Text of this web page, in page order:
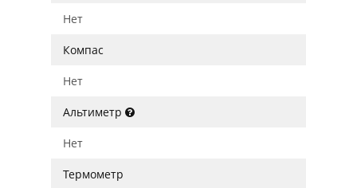
Нет
Компас
Нет
Альтиметр
Нет
Термометр